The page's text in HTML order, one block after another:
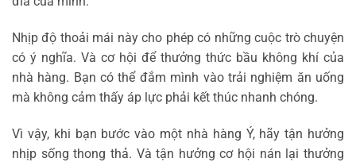
Nhịp độ thoải mái này cho phép có những cuộc trò chuyện
có ý nghĩa. Và cơ hội để thưởng thức bầu không khí của
nhà hàng. Bạn có thể đắm mình vào trải nghiệm ăn uống
mà không cảm thấy áp lực phải kết thúc nhanh chóng.
Vì vậy, khi bạn bước vào một nhà hàng Ý, hãy tận hưởng
nhịp sống thong thả. Và tận hưởng cơ hội nán lại thưởng